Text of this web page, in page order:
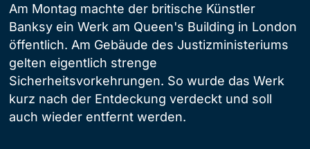
Am Montag machte der britische Künstler
Banksy ein Werk am Queen's Building in London
öffentlich. Am Gebäude des Justizministeriums
gelten eigentlich strenge
Sicherheitsvorkehrungen. So wurde das Werk
kurz nach der Entdeckung verdeckt und soll
auch wieder entfernt werden.